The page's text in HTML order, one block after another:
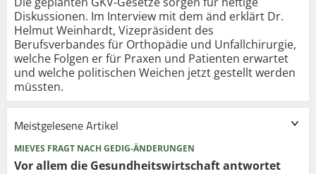
Diskussionen. Im Interview mit dem änd erklärt Dr.
Helmut Weinhardt, Vizepräsident des
Berufsverbandes für Orthopädie und Unfallchirurgie,
welche Folgen er für Praxen und Patienten erwartet
und welche politischen Weichen jetzt gestellt werden
müssten.
Meistgelesene Artikel
MIEVES FRAGT NACH GEDIG-ÄNDERUNGEN
Vor allem die Gesundheits­wirtschaft antwortet